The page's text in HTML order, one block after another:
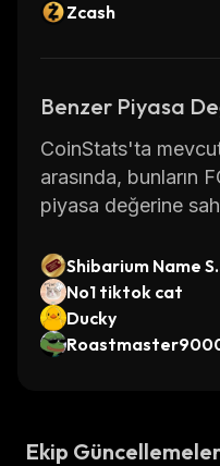
Zcash
Benzer Piyasa
CoinStats'ta
arasında, bunların
piyasa değerine
Shibarium Name
rvice
No1 tiktok cat
Ducky
Ekip